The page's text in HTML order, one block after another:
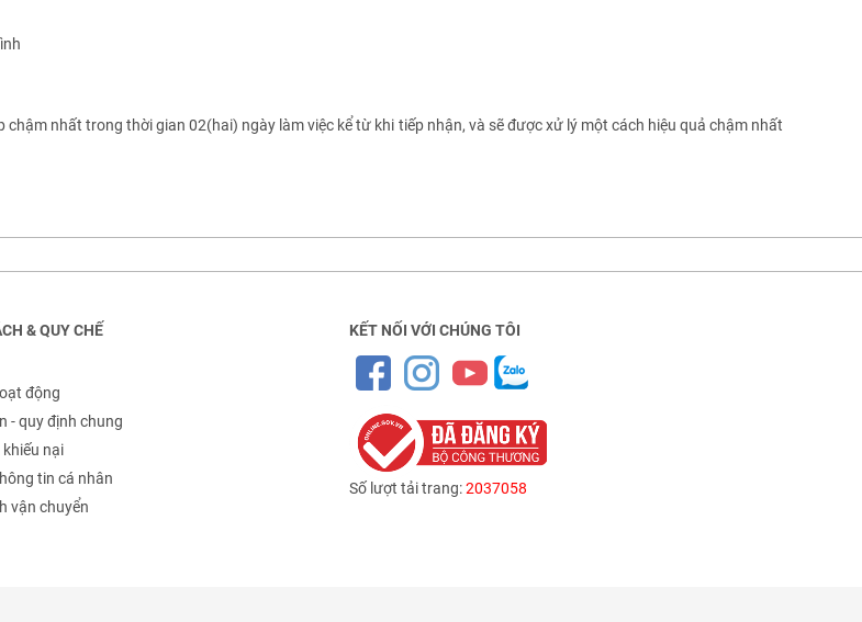
nhất trong thời gian 02(hai) ngày làm việc kể từ khi tiếp nhận, và sẽ được xử lý một cách hiệu quả chậm nhất
& QUY CHẾ
động
- quy định chung
nại
tin cá nhân
vận chuyển
KẾT NỐI VỚI CHÚNG TÔI
Số lượt tải trang:2037058